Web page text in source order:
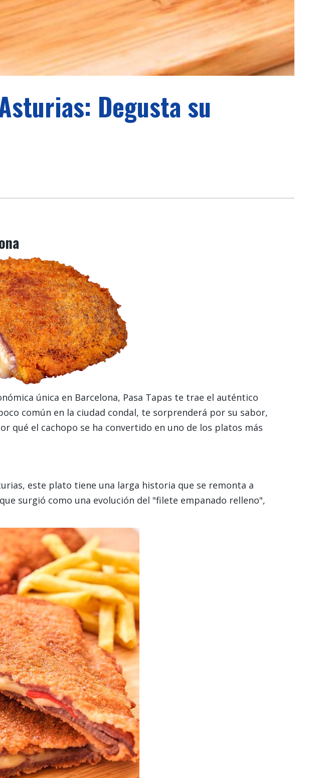
Degusta su
única en Barcelona, Pasa Tapas te trae el auténtico
común en la ciudad condal, te sorprenderá por su sabor,
qué el cachopo se ha convertido en uno de los platos más
este plato tiene una larga historia que se remonta a
surgió como una evolución del "filete empanado relleno",